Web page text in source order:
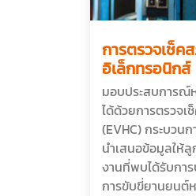
การตรวจเช็
อิเล็กทรอนิกส์
มอบประสบการณ์
ได้ด้วยการตรวจ
(EVHC) กระบว
นำเสนอข้อมูลให้ลู
งานที่พบได้รับกา
การขับขี่ยานยนต์